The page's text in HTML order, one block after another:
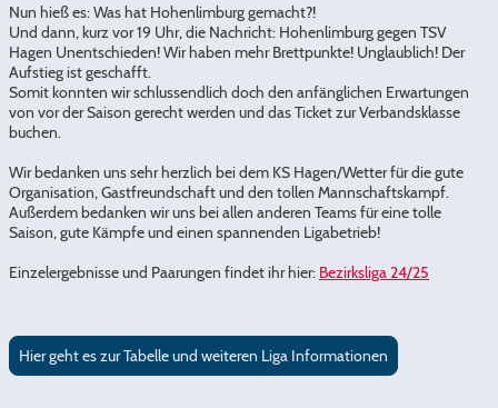
Nun hieß es: Was hat Hohenlimburg gemacht?!
Und dann, kurz vor 19 Uhr, die Nachricht: Hohenlimburg gegen TSV
Hagen Unentschieden! Wir haben mehr Brettpunkte! Unglaublich! Der
Aufstieg ist geschafft.
Somit konnten wir schlussendlich doch den anfänglichen Erwartungen
von vor der Saison gerecht werden und das Ticket zur Verbandsklasse
buchen.
Wir bedanken uns sehr herzlich bei dem KS Hagen/Wetter für die gute
Organisation, Gastfreundschaft und den tollen Mannschaftskampf.
Außerdem bedanken wir uns bei allen anderen Teams für eine tolle
Saison, gute Kämpfe und einen spannenden Ligabetrieb!
Einzelergebnisse und Paarungen findet ihr hier: Bezirksliga 24/25
Hier geht es zur Tabelle und weiteren Liga Informationen